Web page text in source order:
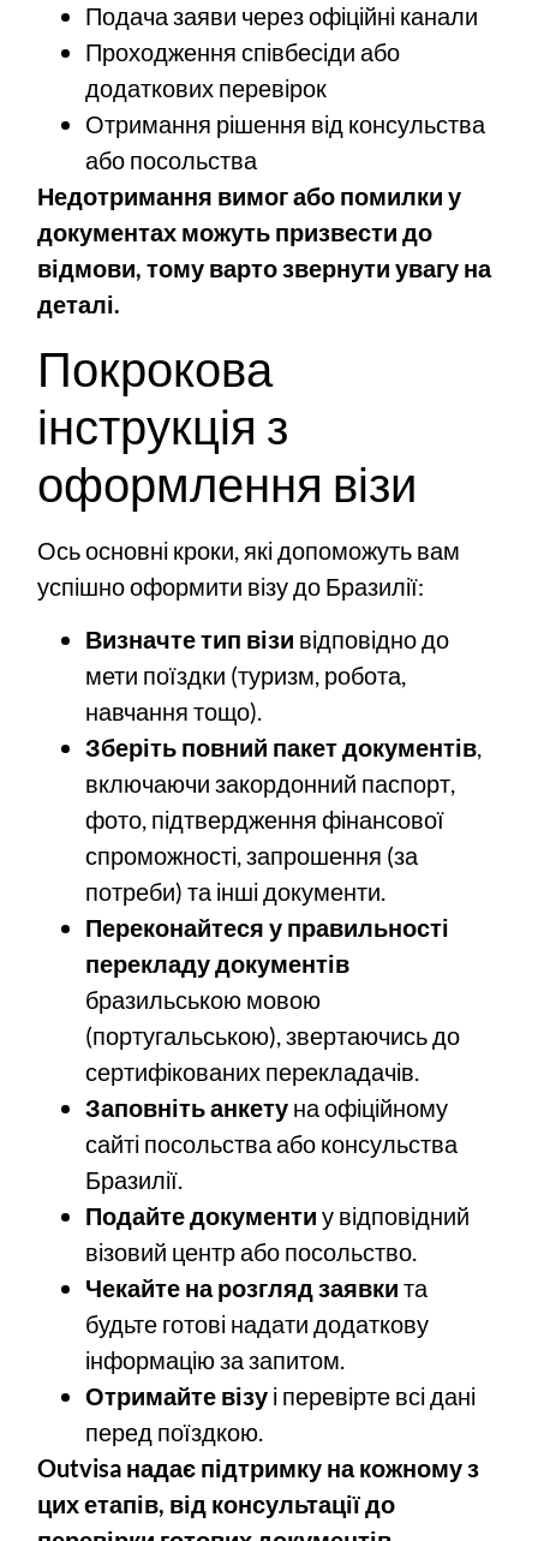
Подача заяви через офіційні канали
Проходження співбесіди або
додаткових перевірок
Отримання рішення від консульства
або посольства
Недотримання вимог або помилки у
документах можуть призвести до
відмови, тому варто звернути увагу на
деталі.
Покрокова
інструкція з
оформлення візи
Ось основні кроки, які допоможуть вам
успішно оформити візу до Бразилії:
Визначте тип візи відповідно до
мети поїздки (туризм, робота,
навчання тощо).
Зберіть повний пакет документів,
включаючи закордонний паспорт,
фото, підтвердження фінансової
спроможності, запрошення (за
потреби) та інші документи.
Переконайтеся у правильності
перекладу документів
бразильською мовою
(португальською), звертаючись до
сертифікованих перекладачів.
Заповніть анкету на офіційному
сайті посольства або консульства
Бразилії.
Подайте документи у відповідний
візовий центр або посольство.
Чекайте на розгляд заявки та
будьте готові надати додаткову
інформацію за запитом.
Отримайте візу і перевірте всі дані
перед поїздкою.
Outvisa надає підтримку на кожному з
цих етапів, від консультації до